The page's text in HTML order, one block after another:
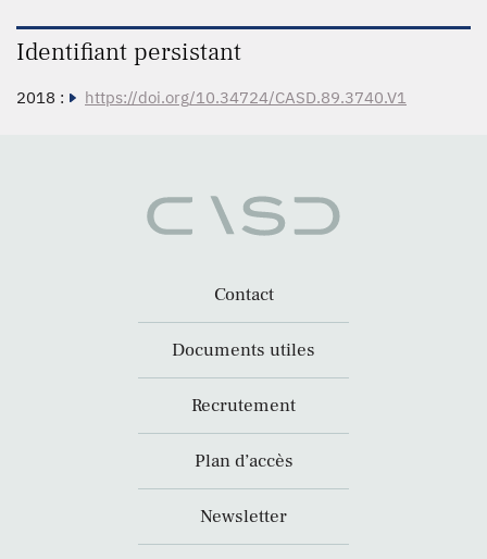
Identifiant persistant
2018 : https://doi.org/10.34724/CASD.89.3740.V1
Contact
Documents utiles
Recrutement
Plan d’accès
Newsletter